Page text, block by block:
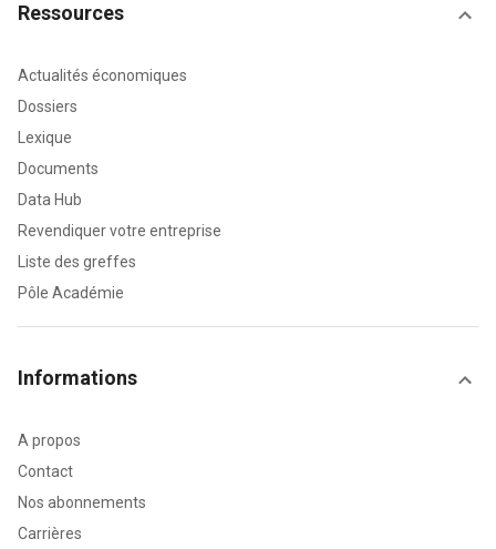
Ressources
Actualités économiques
Dossiers
Lexique
Documents
Data Hub
Revendiquer votre entreprise
Liste des greffes
Pôle Académie
Informations
A propos
Contact
Nos abonnements
Carrières